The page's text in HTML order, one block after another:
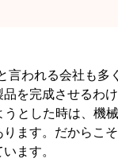
言われる会社も多
を完成させるわ
とした時は、機
ます。だからこ
ます。